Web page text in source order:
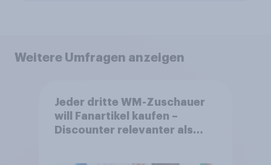
Weitere Umfragen anzeigen
Jeder dritte WM-Zuschauer
will Fanartikel kaufen –
Discounter relevanter als